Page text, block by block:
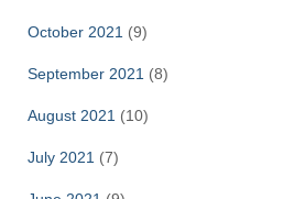
October 2021 (9)
September 2021 (8)
August 2021 (10)
July 2021 (7)